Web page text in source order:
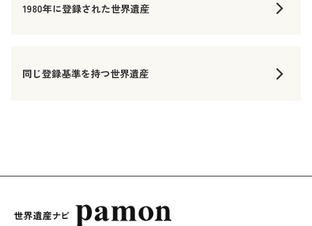
1980年に登録された世界遺産
同じ登録基準を持つ世界遺産